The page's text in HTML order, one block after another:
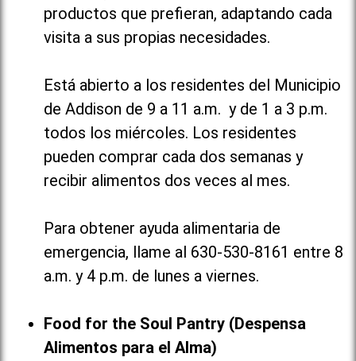
productos que prefieran, adaptando cada
visita a sus propias necesidades.
Está abierto a los residentes del Municipio
de Addison de 9 a 11 a.m. y de 1 a 3 p.m.
todos los miércoles. Los residentes
pueden comprar cada dos semanas y
recibir alimentos dos veces al mes.
Para obtener ayuda alimentaria de
emergencia, llame al 630-530-8161 entre 8
a.m. y 4 p.m. de lunes a viernes.
Food for the Soul Pantry (Despensa
Alimentos para el Alma)